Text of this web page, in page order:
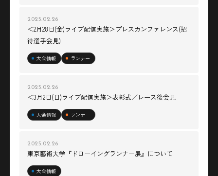
2025.02.26
＜2月28日(金)ライブ配信実施＞プレスカンファレンス(招
待選手会見)
大会情報 ランナー
2025.02.26
＜3月2日(日)ライブ配信実施＞表彰式／レース後会見
大会情報 ランナー
2025.02.26
東京藝術大学『ドローイングランナー展』について
大会情報